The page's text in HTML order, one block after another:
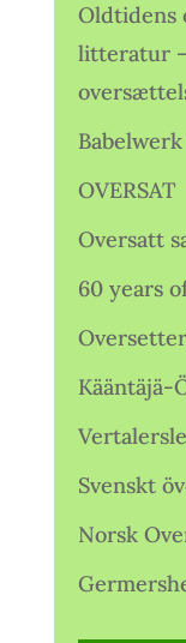
Oldtidens
litteratur
OVERSAT
Oversatt
60 years
Kääntäjä-
Svenskt
Norsk